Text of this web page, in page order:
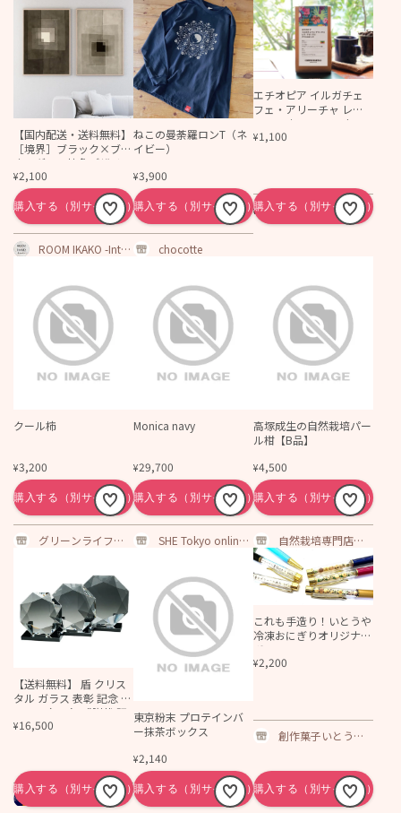
【国内配送・送料無料】
［境界］ブラック×ブラ
ウングレー抽象デザイン
×キャンバスアート×ア
ートポスター【1~3営業
日で出荷】[f876]
¥2,100
ROOM IKAKO -Interi
ねこの曼荼羅ロンT（ネ
イビー）
¥3,900
chocotte
エチオピア イルガチェ
フェ・アリーチャ レ
ラ・テネーチャ アナエ
ロビック
¥1,100
遠赤外線自家焙煎
コーヒー専門店 CO
クール柿
¥3,200
グリーンライフは
Monica navy
¥29,700
SHE Tokyo online s
高塚成生の自然栽培パー
ル柑【B品】
¥4,500
自然栽培専門店ナ
チュラルスタイル
【送料無料】 盾 クリス
タル ガラス 表彰 記念 楯
DP-19 名入れ 感謝状 記
念品 周年記念 創立記念
婚式 イベント ギフト
¥16,500
SCK myshop店
東京粉末 プロテインバ
ー抹茶ボックス
¥2,140
これも手造り！いとうや
冷凍おにぎりオリジナル
ボールペン
¥2,200
創作菓子いとうや